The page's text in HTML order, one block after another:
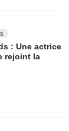
: Une actrice
rejoint la